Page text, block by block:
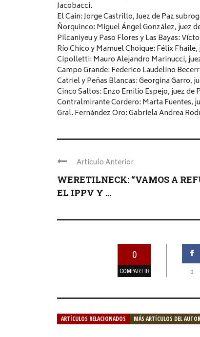
Jacobacci.
El Cain: Jorge Castrillo, Juez de Paz
Ñorquinco: Miguel Ángel González, juez
Pilcaniyeu y Paso Flores y Las Bayas:
Río Chico y Mamuel Choique: Félix Fhaile,
Cipolletti: Mauro Alejandro Marinucci,
Campo Grande: Federico Laudelino
Catriel y Peñas Blancas: Georgina Garro,
Cinco Saltos: Enzo Emilio Espejo, juez de
Contralmirante Cordero: Marta Fuentes,
Gral. Fernández Oro: Gabriela Andrea
Articulo Anterior
WERETILNECK: “VAMOS A
EL IPPV Y ...
0
COMPARTIR 0
ARTÍCULOS RELACIONADOS MÁS ARTÍCULOS DEL AUTOR